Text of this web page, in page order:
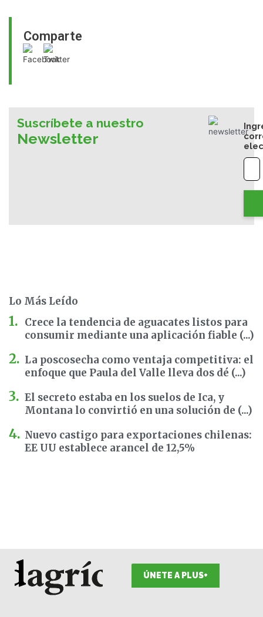
Comparte
Suscríbete a nuestro
Newsletter
Lo Más Leído
Crece la tendencia de aguacates listos para
consumir mediante una aplicación fiable (...)
La poscosecha como ventaja competitiva: el
enfoque que Paula del Valle lleva dos dé (...)
El secreto estaba en los suelos de Ica, y
Montana lo convirtió en una solución de (...)
Nuevo castigo para exportaciones chilenas:
EE UU establece arancel de 12,5%
ÚNETE A PLUS+